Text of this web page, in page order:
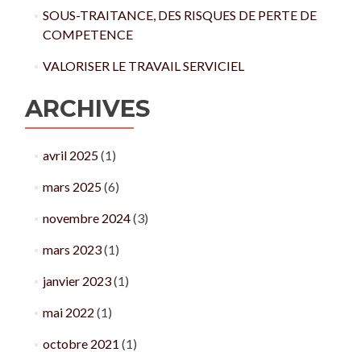
SOUS-TRAITANCE, DES RISQUES DE PERTE DE
COMPETENCE
VALORISER LE TRAVAIL SERVICIEL
ARCHIVES
avril 2025(1)
mars 2025(6)
novembre 2024(3)
mars 2023(1)
janvier 2023(1)
mai 2022 (1)
octobre 2021 (1)